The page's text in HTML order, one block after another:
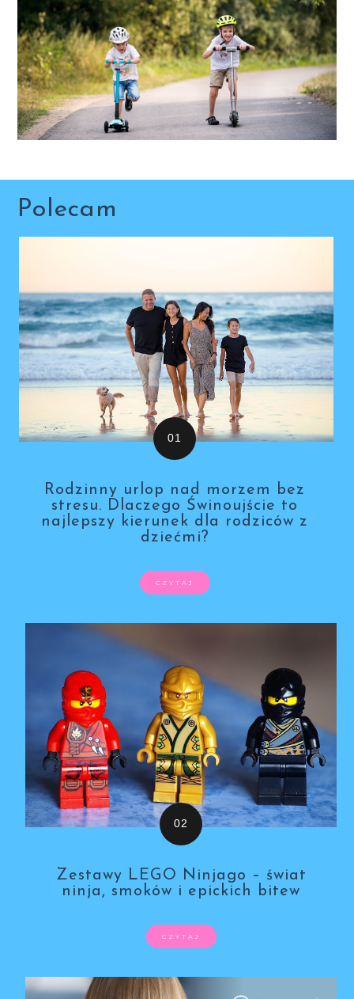
Polecam
Rodzinny urlop nad morzem bez
stresu. Dlaczego Świnoujście to
najlepszy kierunek dla rodziców z
dziećmi?
CZYTAJ
Zestawy LEGO Ninjago – świat
ninja, smoków i epickich bitew
CZYTAJ